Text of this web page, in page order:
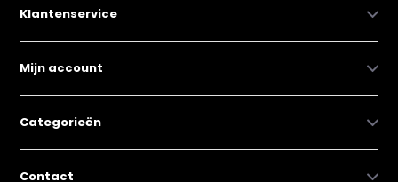
Klantenservice
Mijn account
Categorieën
Contact